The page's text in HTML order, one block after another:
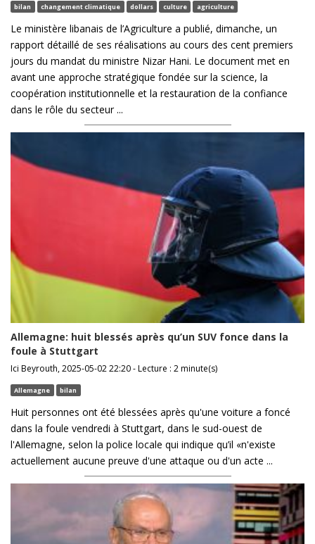
bilan changement climatique dollars culture agriculture
Le ministère libanais de l’Agriculture a publié, dimanche, un
rapport détaillé de ses réalisations au cours des cent premiers
jours du mandat du ministre Nizar Hani. Le document met en
avant une approche stratégique fondée sur la science, la
coopération institutionnelle et la restauration de la confiance
dans le rôle du secteur ...
Allemagne: huit blessés après qu’un SUV fonce dans la
foule à Stuttgart
Ici Beyrouth, 2025-05-02 22:20 - Lecture : 2 minute(s)
Allemagne bilan
Huit personnes ont été blessées après qu'une voiture a foncé
dans la foule vendredi à Stuttgart, dans le sud-ouest de
l'Allemagne, selon la police locale qui indique qu’il «n'existe
actuellement aucune preuve d'une attaque ou d'un acte ...